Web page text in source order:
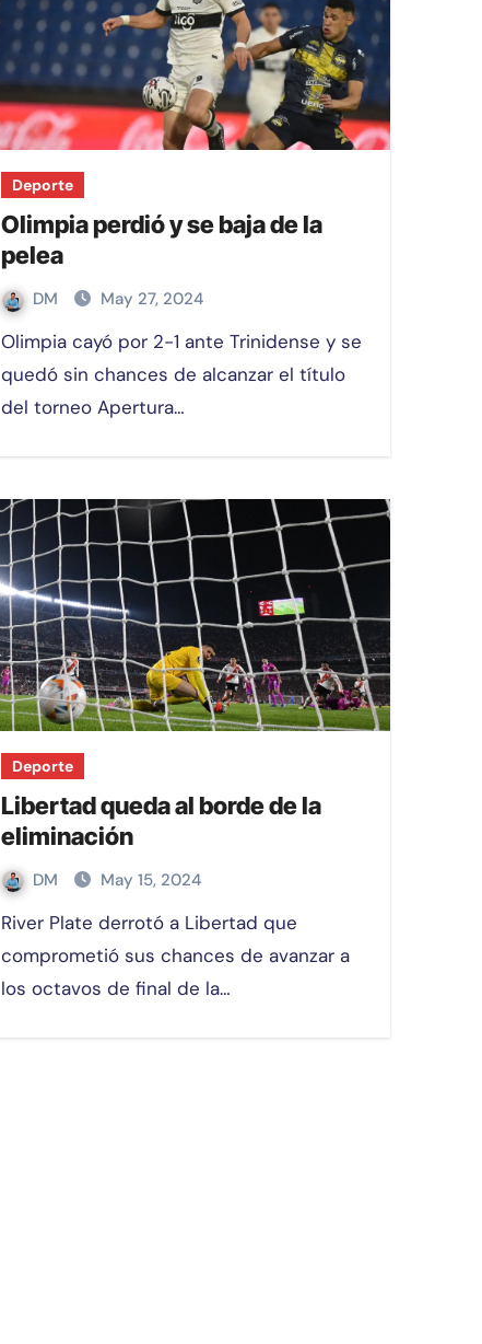
Deporte
Olimpia perdió y se baja de la
pelea
DM May 27, 2024
Olimpia cayó por 2-1 ante Trinidense y se
quedó sin chances de alcanzar el título
del torneo Apertura…
Deporte
Libertad queda al borde de la
eliminación
DM May 15, 2024
River Plate derrotó a Libertad que
comprometió sus chances de avanzar a
los octavos de final de la…